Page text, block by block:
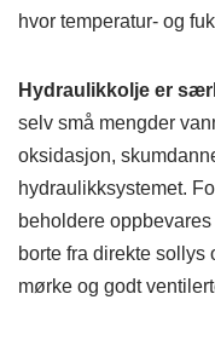
hvor temperatur- og
Hydraulikkolje er
selv små mengder
oksidasjon,
hydraulikksystemet.
beholdere
borte fra direkte sollys
mørke og godt